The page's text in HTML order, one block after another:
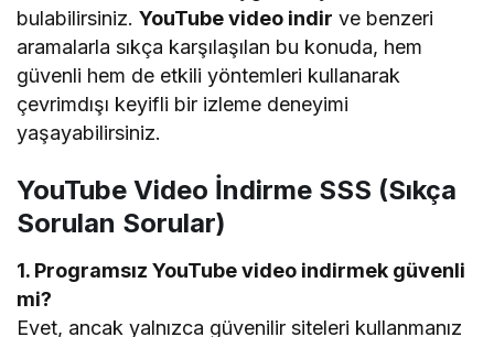
bulabilirsiniz.YouTube video indir ve benzeri
aramalarla sıkça karşılaşılan bu konuda, hem
güvenli hem de etkili yöntemleri kullanarak
çevrimdışı keyifli bir izleme deneyimi
yaşayabilirsiniz.
YouTube Video İndirme SSS (Sıkça
Sorulan Sorular)
1. Programsız YouTube video indirmek güvenli
mi?
Evet, ancak yalnızca güvenilir siteleri kullanmanız